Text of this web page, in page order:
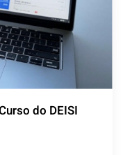
do DEISI